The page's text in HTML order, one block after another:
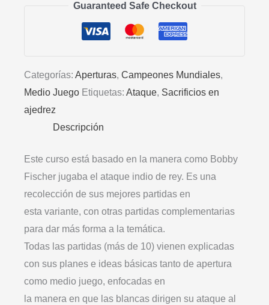
Guaranteed Safe Checkout
Categorías: Aperturas, Campeones Mundiales,
Medio Juego Etiquetas: Ataque, Sacrificios en
ajedrez
Descripción
Este curso está basado en la manera como Bobby
Fischer jugaba el ataque indio de rey. Es una
recolección de sus mejores partidas en
esta variante, con otras partidas complementarias
para dar más forma a la temática.
Todas las partidas (más de 10) vienen explicadas
con sus planes e ideas básicas tanto de apertura
como medio juego, enfocadas en
la manera en que las blancas dirigen su ataque al